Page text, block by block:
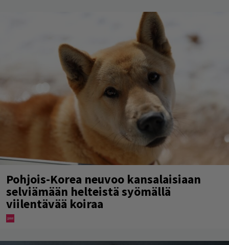
Pohjois-Korea neuvoo kansalaisiaan
selviämään helteistä syömällä
viilentävää koiraa